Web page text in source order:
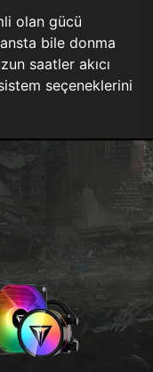
olan gücü
bile donma
saatler akıcı
seçeneklerini